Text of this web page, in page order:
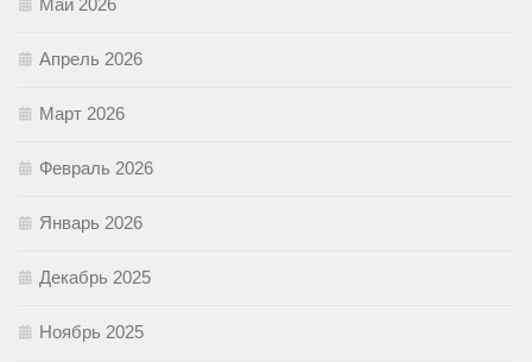
Май 2026
Апрель 2026
Март 2026
Февраль 2026
Январь 2026
Декабрь 2025
Ноябрь 2025